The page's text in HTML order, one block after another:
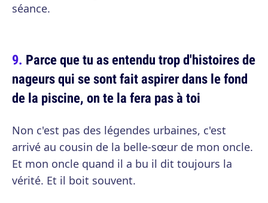
séance.
Parce que tu as entendu trop d'histoires de
nageurs qui se sont fait aspirer dans le fond
de la piscine, on te la fera pas à toi
Non c'est pas des légendes urbaines, c'est
arrivé au cousin de la belle-sœur de mon oncle.
Et mon oncle quand il a bu il dit toujours la
vérité. Et il boit souvent.